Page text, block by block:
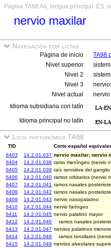
Página TA98 A4, lengua principal: ES,
nervio maxilar
Navegación por listas
Página de inicio
TA98
Nivel superior
Nivel 2
Nivel 3
Nivel actual
Idioma subsidiaria con latín
Idioma principal no latín
Lista partonómica TA98
TID
Corto español
6403
14.2.01.037 nervio maxilar; nervio
6404
14.2.01.038 ramo meníngeo (nervio
6405
14.2.01.039 raíz sensitiva del
6406
14.2.01.040 ramos orbitarios (nervio
6407
14.2.01.041 ramos nasales
6408
14.2.01.042 ramos nasales
6409
14.2.01.043 nervio nasopalatino
6410
14.2.01.044 nervio faríngeo
6411
14.2.01.045 nervio palatino mayor
6412
14.2.01.046
ramos nasales
6413
14.2.01.047 nervios palatinos
6414
14.2.01.048
ramos tonsilares
6415
14.2.01.049 nervios alveolares